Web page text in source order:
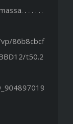
. . . . . .
86b8cbcf
t50.2